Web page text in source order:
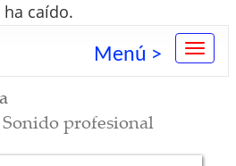
caído.
Menú >
profesional